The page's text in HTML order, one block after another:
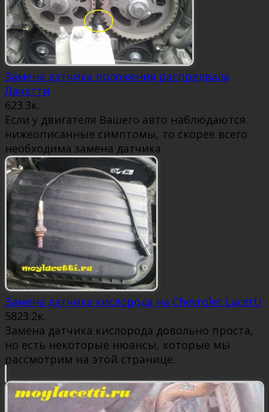
Замена датчика положения распредвала
Лачетти
623.3к.
Если у двигателя Вашего авто наблюдаются
нижеописанные симптомы, то скорее всего
необходима замена датчика
Замена датчика кислорода на Chevrolet Lacetti
5823.2к.
Замена датчика кислорода довольно проста,
но есть некоторые нюансы, которые мы
рассмотрим на этой странице.